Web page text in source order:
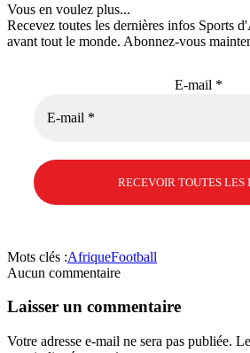
Vous en voulez plus...
Recevez toutes les dernières infos Sports
avant tout le monde. Abonnez-vous
E-mail *
Mots clés :AfriqueFootball
Aucun commentaire
Laisser un commentaire
Votre adresse e-mail ne sera pas publiée.